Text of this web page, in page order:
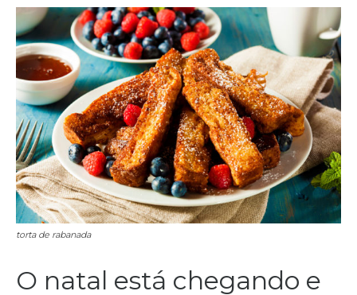
torta de rabanada
O natal está chegando e